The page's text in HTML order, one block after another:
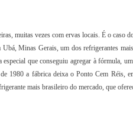
muitas vezes com ervas locais. É o
Ubá, Minas Gerais, um dos refrigerantes
que conseguiu agregar à fórmula,
1980 a fábrica deixa o Ponto Cem Réis,
mais brasileiro do mercado, que